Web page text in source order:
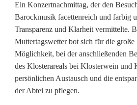
Ein Konzertnachmittag, der den
Barockmusik facettenreich und farbig
Transparenz und Klarheit vermittelte.
Muttertagswetter bot sich für die große
Möglichkeit, bei der anschließenden
des Klosterareals bei Klosterwein und
persönlichen Austausch und die
der Abtei zu pflegen.